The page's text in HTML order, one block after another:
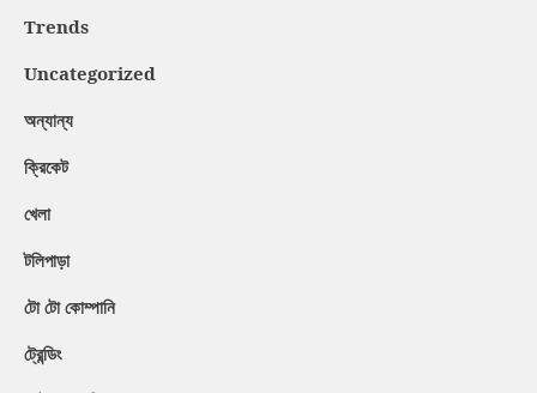
Trends
Uncategorized
অন্যান্য
ক্রিকেট
খেলা
টলিপাড়া
টো টো কোম্পানি
ট্রেন্ডিং